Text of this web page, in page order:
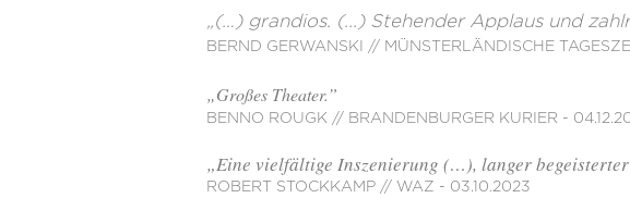
„(…) grandios. (...) Stehender Applaus und
BERND GERWANSKI // MÜNSTERLÄNDISCHE
​„Großes Theater.”
BENNO ROUGK // BRANDENBURGER KURIER -
„Eine vielfältige Inszenierung (…), langer
ROBERT STOCKKAMP // WAZ - 03.10.2023